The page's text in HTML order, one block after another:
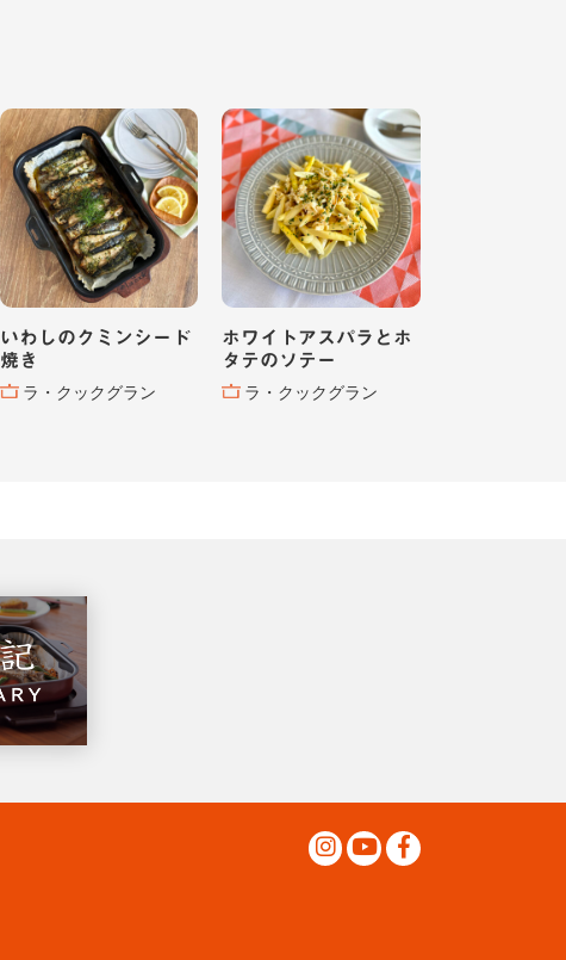
いわしのクミンシード
焼き
ラ・クックグラン
ホワイトアスパラとホ
タテのソテー
ラ・クックグラン